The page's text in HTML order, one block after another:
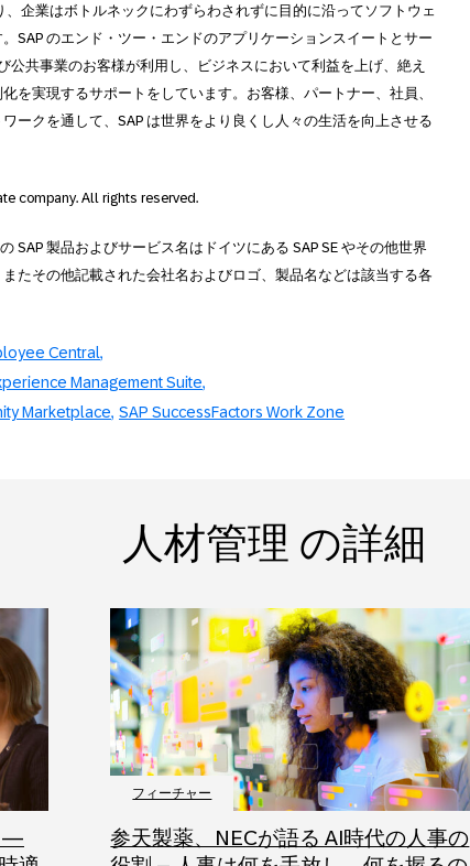
、企業はボトルネックにわずらわされずに目的に沿ってソフトウェ
SAP のエンド・ツー・エンドのアプリケーションスイートとサー
公共事業のお客様が利用し、ビジネスにおいて利益を上げ、絶え
を実現するサポートをしています。お客様、パートナー、社員、
ークを通して、SAP は世界をより良くし人々の生活を向上させる
company. All rights reserved.
SAP 製品およびサービス名はドイツにある SAP SE やその他世界
たその他記載された会社名およびロゴ、製品名などは該当する各
Central
Management Suite
Marketplace SAP SuccessFactors Work Zone
人材管理 の詳細
―
フィーチャー
参天製薬、NECが語る AI時代の人事の